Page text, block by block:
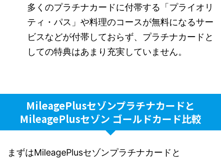
多くのプラチナカードに付帯する「プライオリ
ティ・パス」や料理のコースが無料になるサー
ビスなどが付帯しておらず、プラチナカードと
しての特典はあまり充実していません。
MileagePlusセゾンプラチナカードと
MileagePlusセゾン ゴールドカード比較
まずはMileagePlusセゾンプラチナカードと